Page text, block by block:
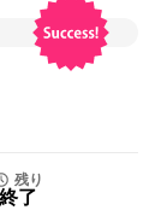
残り
終了